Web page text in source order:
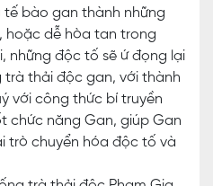
bào gan thành những
hoặc dễ hòa tan trong
những độc tố sẽ ứ đọng lại
trà thải độc gan, với thành
với công thức bí truyền
chức năng Gan, giúp Gan
trò chuyển hóa độc tố và